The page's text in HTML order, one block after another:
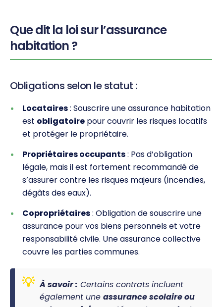
Que dit la loi sur l’assurance
habitation ?
Obligations selon le statut :
Locataires: Souscrire une assurance habitation
est obligatoire pour couvrir les risques locatifs
et protéger le propriétaire.
Propriétaires occupants: Pas d’obligation
légale, mais il est fortement recommandé de
s’assurer contre les risques majeurs (incendies,
dégâts des eaux).
Copropriétaires: Obligation de souscrire une
assurance pour vos biens personnels et votre
responsabilité civile. Une assurance collective
couvre les parties communes.
À savoir : Certains contrats incluent
également une assurance scolaire ou